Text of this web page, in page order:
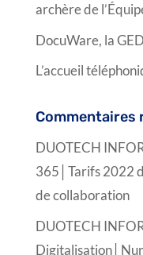
archère de
DocuWare, la
L’accueil
Commentaires
DUOTECH
365│Tarifs 2022
de collaboration
DUOTECH